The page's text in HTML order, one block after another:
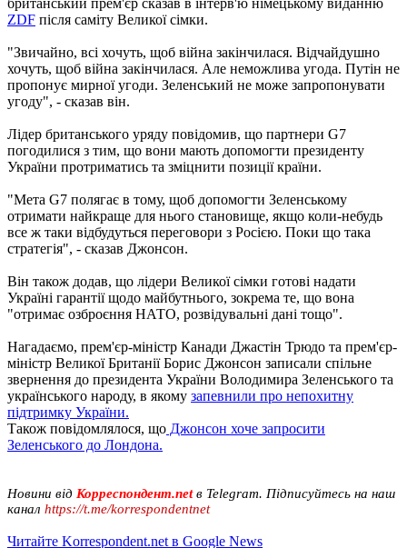
ZDF після саміту Великої сімки.
"Звичайно, всі хочуть, щоб війна закінчилася. Відчайдушно
хочуть, щоб війна закінчилася. Але неможлива угода. Путін не
пропонує мирної угоди. Зеленський не може запропонувати
угоду", - сказав він.
Лідер британського уряду повідомив, що партнери G7
погодилися з тим, що вони мають допомогти президенту
України протриматись та зміцнити позиції країни.
"Мета G7 полягає в тому, щоб допомогти Зеленському
отримати найкраще для нього становище, якщо коли-небудь
все ж таки відбудуться переговори з Росією. Поки що така
стратегія", - сказав Джонсон.
Він також додав, що лідери Великої сімки готові надати
Україні гарантії щодо майбутнього, зокрема те, що вона
"отримає озброєння НАТО, розвідувальні дані тощо".
Нагадаємо, прем'єр-міністр Канади Джастін Трюдо та прем'єр-
міністр Великої Британії Борис Джонсон записали спільне
звернення до президента України Володимира Зеленського та
українського народу, в якому запевнили про непохитну
підтримку України.
Також повідомлялося, що Джонсон хоче запросити
Зеленського до Лондона.
Новини від Корреспондент.netв Telegram. Підписуйтесь на наш
канал https://t.me/korrespondentnet
Читайте Korrespondent.net в Google News